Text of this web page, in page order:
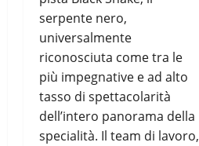
serpente nero,
universalmente
riconosciuta come tra le
più impegnative e ad alto
tasso di spettacolarità
dell’intero panorama della
specialità. Il team di lavoro,